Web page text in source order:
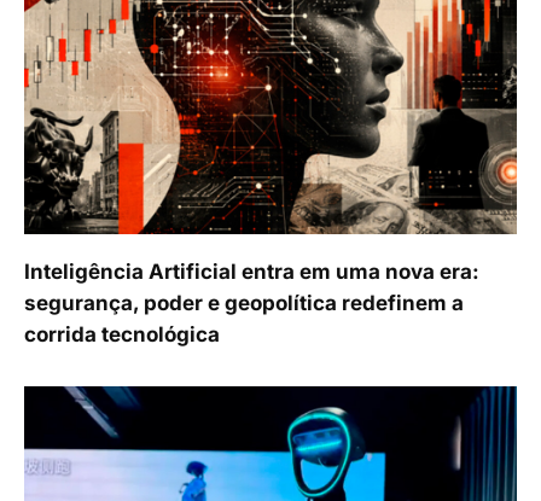
Inteligência Artificial entra em uma nova era:
segurança, poder e geopolítica redefinem a
corrida tecnológica